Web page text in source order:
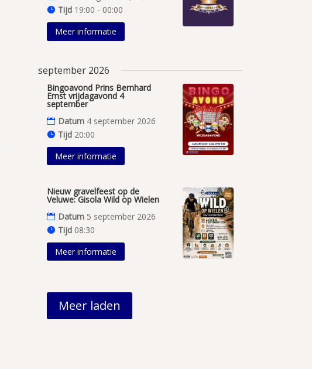
Tijd 19:00 - 00:00
Meer informatie
september 2026
Bingoavond Prins Bernhard
Emst vrijdagavond 4
september
Datum 4 september 2026
Tijd 20:00
Meer informatie
Nieuw gravelfeest op de
Veluwe: Gisola Wild op Wielen
Datum 5 september 2026
Tijd 08:30
Meer informatie
Meer laden